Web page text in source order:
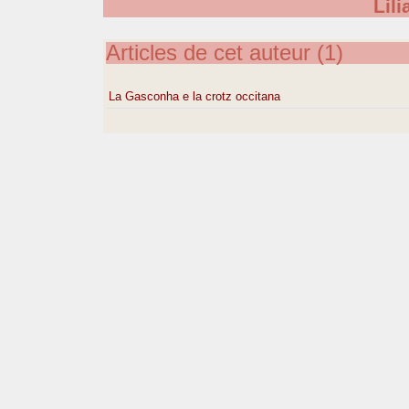
Articles de cet auteur (1)
La Gasconha e la crotz occitana